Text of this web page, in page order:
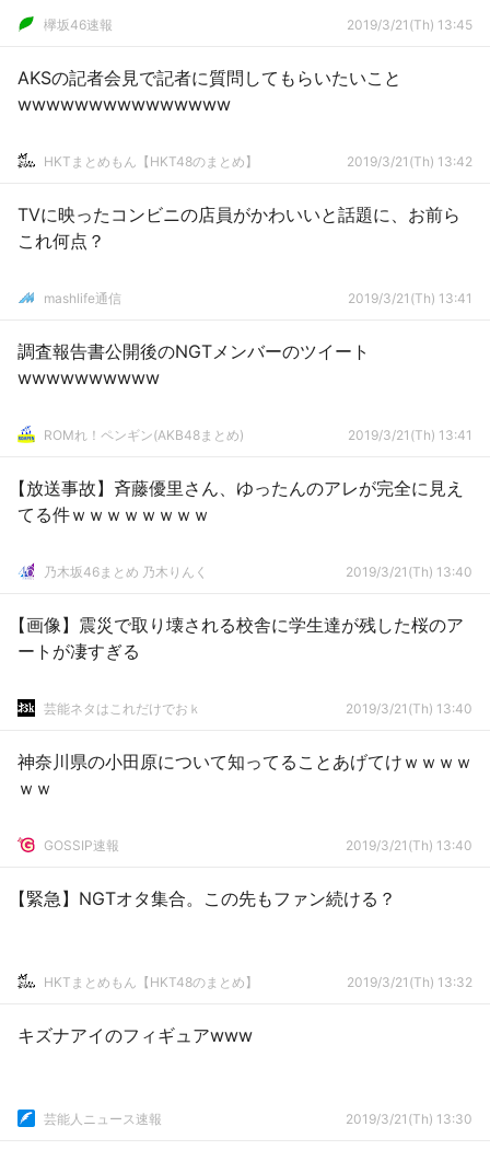
欅坂46速報 2019/3/21(Th) 13:45
AKSの記者会見で記者に質問してもらいたいこと
wwwwwwwwwwwwwww
HKTまとめもん【HKT48のまとめ】 2019/3/21(Th) 13:42
TVに映ったコンビニの店員がかわいいと話題に、お前ら
これ何点？
mashlife通信 2019/3/21(Th) 13:41
調査報告書公開後のNGTメンバーのツイート
wwwwwwwwww
ROMれ！ペンギン(AKB48まとめ) 2019/3/21(Th) 13:41
【放送事故】斉藤優里さん、ゆったんのアレが完全に見え
てる件ｗｗｗｗｗｗｗｗ
乃木坂46まとめ 乃木りんく 2019/3/21(Th) 13:40
【画像】震災で取り壊される校舎に学生達が残した桜のア
ートが凄すぎる
芸能ネタはこれだけでおｋ 2019/3/21(Th) 13:40
神奈川県の小田原について知ってることあげてけｗｗｗｗ
ｗｗ
GOSSIP速報 2019/3/21(Th) 13:40
【緊急】NGTオタ集合。この先もファン続ける？
HKTまとめもん【HKT48のまとめ】 2019/3/21(Th) 13:32
キズナアイのフィギュアwww
芸能人ニュース速報 2019/3/21(Th) 13:30